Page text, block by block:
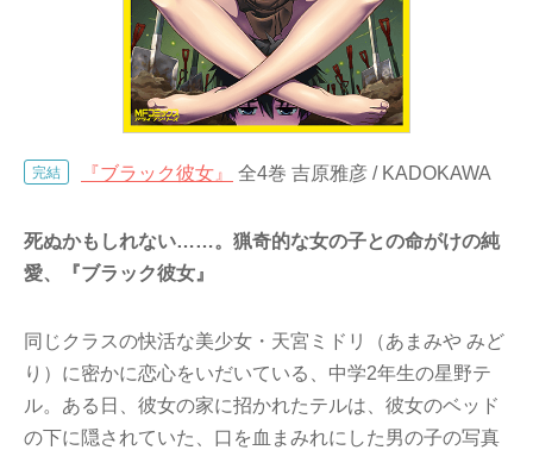
完結 『ブラック彼女』 全4巻 吉原雅彦 / KADOKAWA
死ぬかもしれない……。猟奇的な女の子との命がけの純
愛、『ブラック彼女』
同じクラスの快活な美少女・天宮ミドリ（あまみや みど
り）に密かに恋心をいだいている、中学2年生の星野テ
ル。ある日、彼女の家に招かれたテルは、彼女のベッド
の下に隠されていた、口を血まみれにした男の子の写真